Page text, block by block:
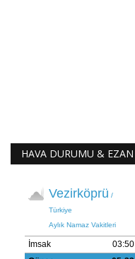
HAVA DURUMU & EZAN